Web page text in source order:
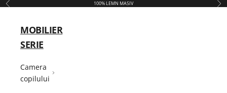
Sari la conținut
Înapoi 100% LEMN MASIV
MOBILIER
SERIE
Camera
copilului